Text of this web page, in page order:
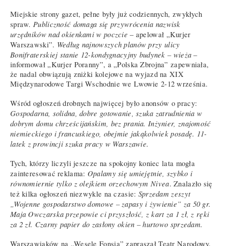
Miejskie strony gazet, pełne były już codziennych, zwykłych
spraw. Publiczność domaga się przywrócenia nazwisk
urzędników nad okienkami w poczcie – apelował „Kurjer
Warszawski”. Według najnowszych planów przy ulicy
Bonifraterskiej stanie 12-kondygnacyjny budynek – wieża –
informował „Kurjer Poranny”, a „Polska Zbrojna” zapewniała,
że nadal obwiązują zniżki kolejowe na wyjazd na XIX
Międzynarodowe Targi Wschodnie we Lwowie 2-12 września.
Wśród ogłoszeń drobnych najwięcej było anonsów o pracy:
Gospodarna, solidna, dobre gotowanie, szuka zatrudnienia w
dobrym domu chrześcijańskim, bez prania. Inżynier, znajomość
niemieckiego i francuskiego, obejmie jakąkolwiek posadę. 11-
latek z prowincji szuka pracy w Warszawie.
Tych, którzy liczyli jeszcze na spokojny koniec lata mogła
zainteresować reklama: Opalamy się umiejętnie, szybko i
równomiernie tylko z olejkiem orzechowym Nivea. Znalazło się
też kilka ogłoszeń niezwykle na czasie: Sprzedam zeszyt
„Wojenne gospodarstwo domowe – zapasy i żywienie” za 50 gr.
Maja Owczarska przepowie ci przyszłość, z kart za 1 zł, z ręki
za 2 zł. Czarny papier do zasłony okien – hurtowo sprzedam.
Warszawiaków na „Wesele Fonsia” zapraszał Teatr Narodowy,